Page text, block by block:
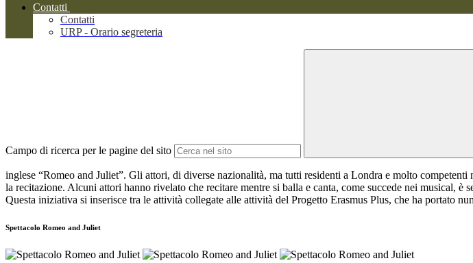
Contatti
Contatti
URP - Orario segreteria
Campo di ricerca per le pagine del sito
inglese “Romeo and Juliet”. Gli attori, di diverse nazionalità, ma tutti residenti a Londra e molto
la recitazione. Alcuni attori hanno rivelato che recitare mentre si balla e canta, come succede nei musical,
Questa iniziativa si inserisce tra le attività collegate alle attività del Progetto Erasmus Plus, che ha portato
Spettacolo Romeo and Juliet